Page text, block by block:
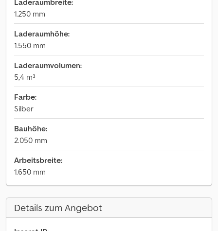
Laderaumbreite:
1.250 mm
Laderaumhöhe:
1.550 mm
Laderaumvolumen:
5,4 m³
Farbe:
Silber
Bauhöhe:
2.050 mm
Arbeitsbreite:
1.650 mm
Details zum Angebot